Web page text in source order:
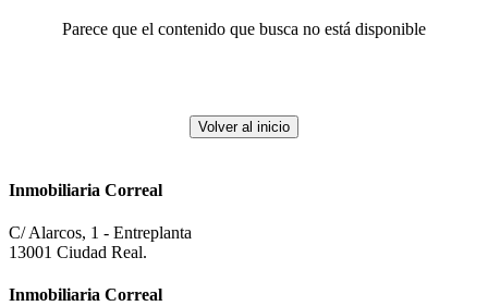
Parece que el contenido que busca no está disponible
Volver al inicio
Inmobiliaria Correal
C/ Alarcos, 1 - Entreplanta
13001 Ciudad Real.
Inmobiliaria Correal